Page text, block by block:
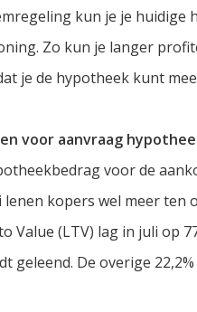
kun je je
Zo kun je langer
je de hypotheek kunt
voor aanvraag
voor de
kopers wel meer ten
Value (LTV) lag in juli op
geleend. De overige